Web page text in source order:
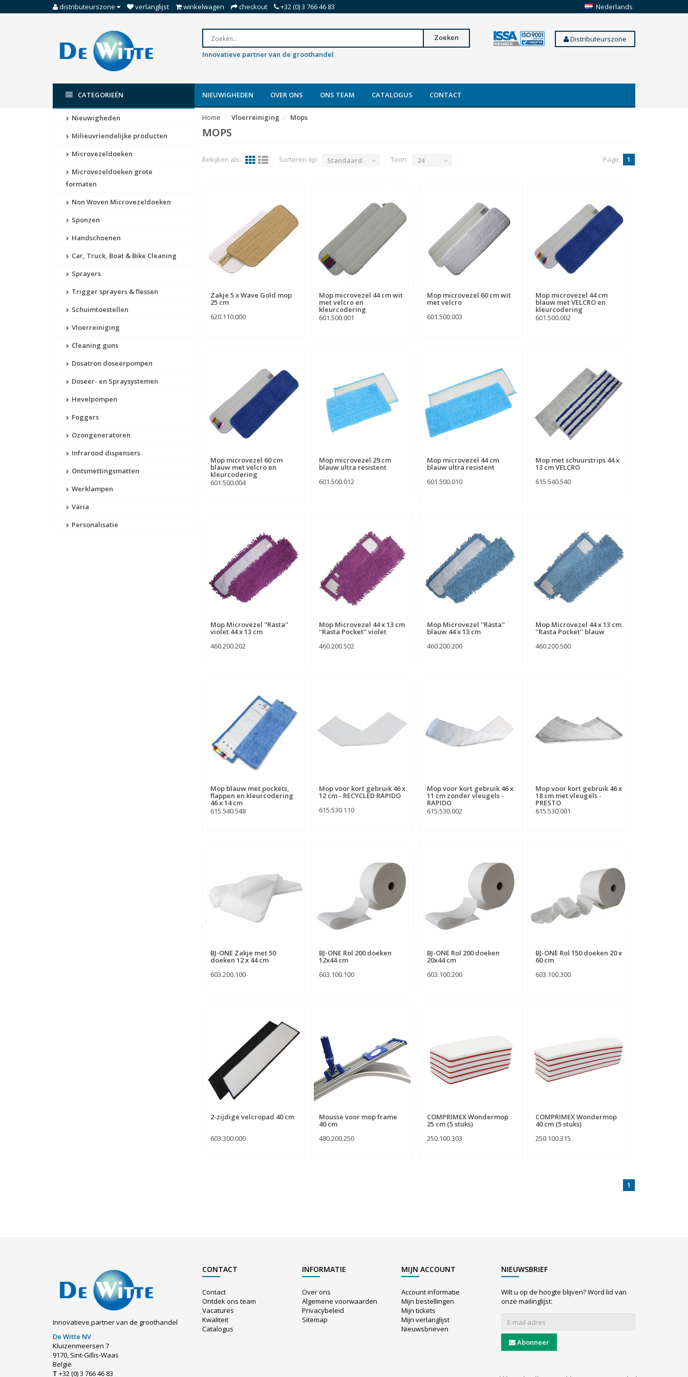
distributeurszone verlanglijst winkelwagen checkout +32 (0) 3 766 46 83 Nederlands
Zoeken
Innovatieve partner van de groothandel
Distributeurszone
CATEGORIEËN NIEUWIGHEDEN OVER ONS ONS TEAM CATALOGUS CONTACT
Nieuwigheden
Milieuvriendelijke producten
Microvezeldoeken
Microvezeldoeken grote
formaten
Non Woven Microvezeldoeken
Sponzen
Handschoenen
Car, Truck, Boat & Bike Cleaning
Sprayers
Trigger sprayers & flessen
Schuimtoestellen
Vloerreiniging
Cleaning guns
Dosatron doseerpompen
Doseer- en Spraysystemen
Hevelpompen
Foggers
Ozongeneratoren
Infrarood dispensers
Ontsmettingsmatten
Werklampen
Varia
Personalisatie
Home Vloerreiniging Mops
MOPS
Bekijken als: Sorteren op: Standaard Toon: 24 Page: 1
Zakje 5 x Wave Gold mop
25 cm
620.110.000
Mop microvezel 44 cm wit
met velcro en
kleurcodering
601.500.001
Mop microvezel 60 cm wit
met velcro
601.500.003
Mop microvezel 44 cm
blauw met VELCRO en
kleurcodering
601.500.002
Mop microvezel 60 cm
blauw met velcro en
kleurcodering
601.500.004
Mop microvezel 29 cm
blauw ultra resistent
601.500.012
Mop microvezel 44 cm
blauw ultra resistent
601.500.010
Mop met schuurstrips 44 x
13 cm VELCRO
615.540.540
Mop Microvezel ''Rasta''
violet 44 x 13 cm
460.200.202
Mop Microvezel 44 x 13 cm
''Rasta Pocket'' violet
460.200.502
Mop Microvezel ''Rasta''
blauw 44 x 13 cm
460.200.200
Mop Microvezel 44 x 13 cm
''Rasta Pocket'' blauw
460.200.500
Mop blauw met pockets,
flappen en kleurcodering
46 x 14 cm
615.540.548
Mop voor kort gebruik 46 x
12 cm - RECYCLED RAPIDO
615.530.110
Mop voor kort gebruik 46 x
11 cm zonder vleugels -
RAPIDO
615.530.002
Mop voor kort gebruik 46 x
18 cm met vleugels -
PRESTO
615.530.001
BJ-ONE Zakje met 50
doeken 12 x 44 cm
603.200.100
BJ-ONE Rol 200 doeken
12x44 cm
603.100.100
BJ-ONE Rol 200 doeken
20x44 cm
603.100.200
BJ-ONE Rol 150 doeken 20 x
60 cm
603.100.300
2-zijdige velcropad 40 cm
603.300.000
Mousse voor mop frame
40 cm
480.200.250
COMPRIMEX Wondermop
25 cm (5 stuks)
250.100.303
COMPRIMEX Wondermop
40 cm (5 stuks)
250.100.315
1
Innovatieve partner van de groothandel
De Witte NV
Kluizenmeersen 7
9170, Sint-Gillis-Waas
België
T +32 (0) 3 766 46 83
CONTACT
Contact
Ontdek ons team
Vacatures
Kwaliteit
Catalogus
INFORMATIE
Over ons
Algemene voorwaarden
Privacybeleid
Sitemap
MIJN ACCOUNT
Account informatie
Mijn bestellingen
Mijn tickets
Mijn verlanglijst
Nieuwsbrieven
NIEUWSBRIEF
Wilt u op de hoogte blijven? Word lid van
onze mailinglijst:
Abonneer